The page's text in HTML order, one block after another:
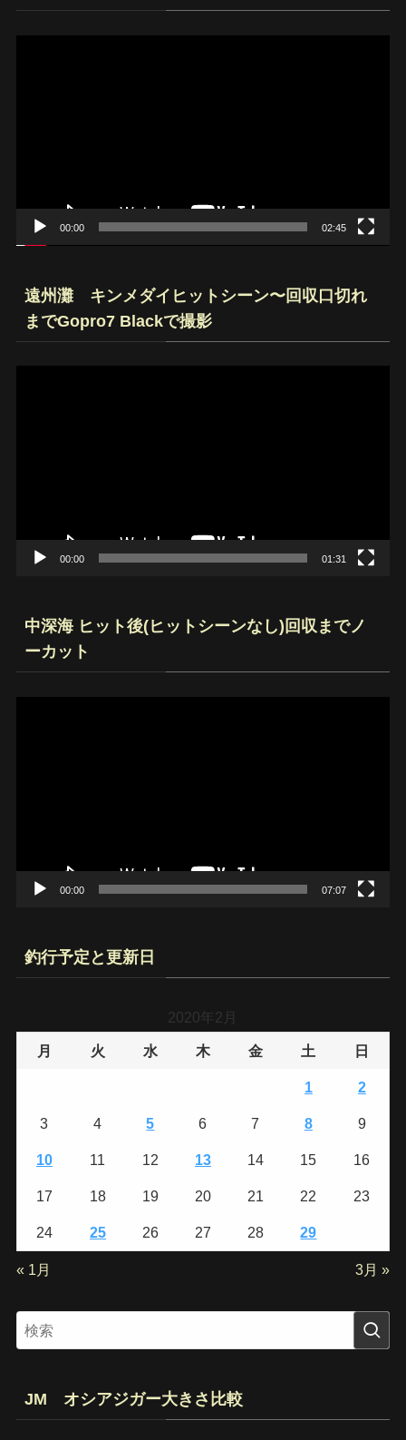
00:00 02:45
遠州灘 キンメダイヒットシーン〜回収口切れ
までGopro7 Blackで撮影
00:00 01:31
中深海 ヒット後(ヒットシーンなし)回収までノ
ーカット
00:00 07:07
釣行予定と更新日
2020年2月
月 火 水 木 金 土 日
1 2
3 4 5 6 7 8 9
10 11 12 13 14 15 16
17 18 19 20 21 22 23
24 25 26 27 28 29
« 1月 3月 »
JM オシアジガー大きさ比較